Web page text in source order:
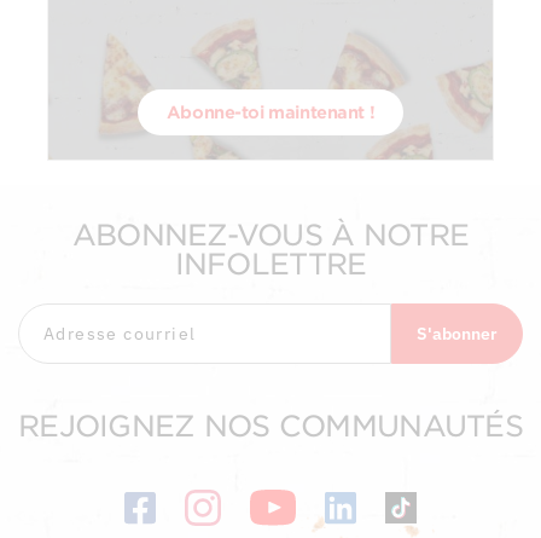
Abonne-toi maintenant !
ABONNEZ-VOUS À NOTRE
INFOLETTRE
S'abonner
REJOIGNEZ NOS COMMUNAUTÉS